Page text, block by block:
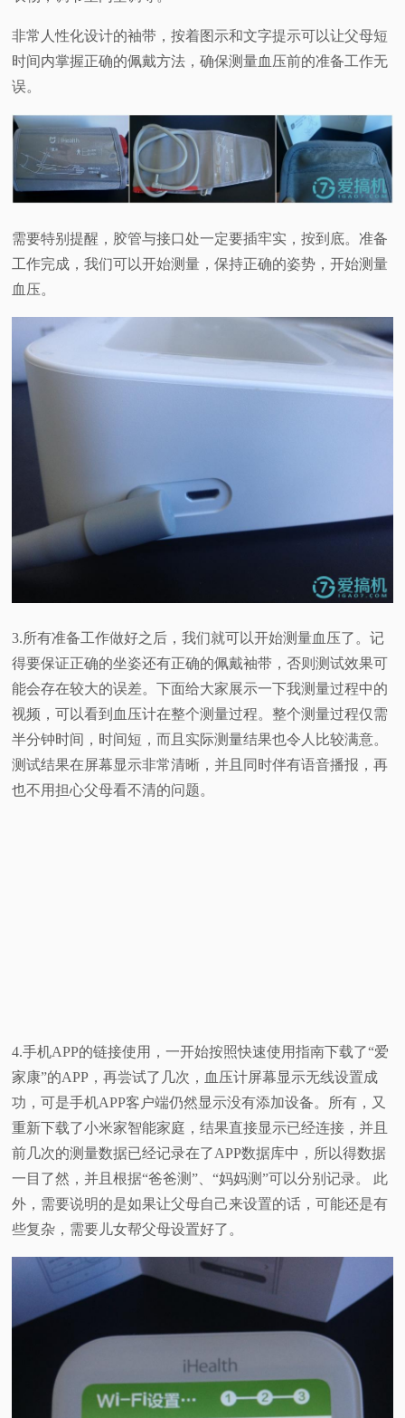
非常人性化设计的袖带，按着图示和文字提示可以让父母短
时间内掌握正确的佩戴方法，确保测量血压前的准备工作无
误。
需要特别提醒，胶管与接口处一定要插牢实，按到底。准备
工作完成，我们可以开始测量，保持正确的姿势，开始测量
血压。
3.所有准备工作做好之后，我们就可以开始测量血压了。记
得要保证正确的坐姿还有正确的佩戴袖带，否则测试效果可
能会存在较大的误差。下面给大家展示一下我测量过程中的
视频，可以看到血压计在整个测量过程。整个测量过程仅需
半分钟时间，时间短，而且实际测量结果也令人比较满意。
测试结果在屏幕显示非常清晰，并且同时伴有语音播报，再
也不用担心父母看不清的问题。
4.手机APP的链接使用，一开始按照快速使用指南下载了“爱
家康”的APP，再尝试了几次，血压计屏幕显示无线设置成
功，可是手机APP客户端仍然显示没有添加设备。所有，又
重新下载了小米家智能家庭，结果直接显示已经连接，并且
前几次的测量数据已经记录在了APP数据库中，所以得数据
一目了然，并且根据“爸爸测”、“妈妈测”可以分别记录。 此
外，需要说明的是如果让父母自己来设置的话，可能还是有
些复杂，需要儿女帮父母设置好了。